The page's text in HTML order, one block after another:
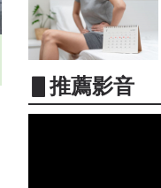
▋推薦影音